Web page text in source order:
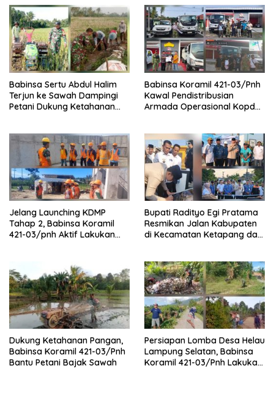
Babinsa Sertu Abdul Halim
Terjun ke Sawah Dampingi
Petani Dukung Ketahanan
Babinsa Koramil 421-03/Pnh
Kawal Pendistribusian
Armada Operasional Kopdes
Jelang Launching KDMP
Tahap 2, Babinsa Koramil
421-03/pnh Aktif Lakukan
Bupati Radityo Egi Pratama
Resmikan Jalan Kabupaten
di Kecamatan Ketapang dan
Dukung Ketahanan Pangan,
Babinsa Koramil 421-03/Pnh
Bantu Petani Bajak Sawah
Persiapan Lomba Desa Helau
Lampung Selatan, Babinsa
Koramil 421-03/Pnh Lakukan